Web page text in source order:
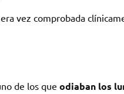
vez comprobada
de los que odiaban los